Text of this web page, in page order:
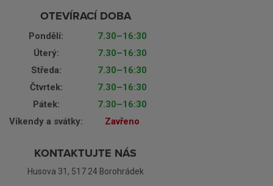
OTEVÍRACÍ DOBA
Pondělí:
7.30–16:30
Úterý:
7.30–16:30
Středa:
7.30–16:30
Čtvrtek:
7.30–16:30
Pátek:
7.30–16:30
Víkendy a svátky:
Zavřeno
KONTAKTUJTE NÁS
Husova 31, 517 24 Borohrádek